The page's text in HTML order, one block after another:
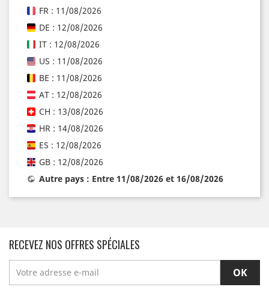
FR : 11/08/2026
DE : 12/08/2026
IT : 12/08/2026
US : 11/08/2026
BE : 11/08/2026
AT : 12/08/2026
CH : 13/08/2026
HR : 14/08/2026
ES : 12/08/2026
GB : 12/08/2026
Autre pays : Entre 11/08/2026 et 16/08/2026
RECEVEZ NOS OFFRES SPÉCIALES